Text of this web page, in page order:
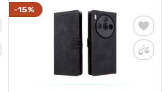
-15%